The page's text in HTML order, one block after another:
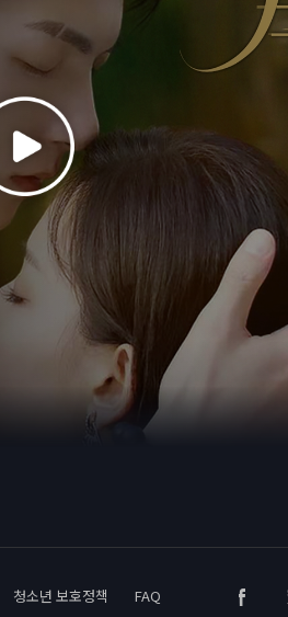
청소년 보호정책 FAQ